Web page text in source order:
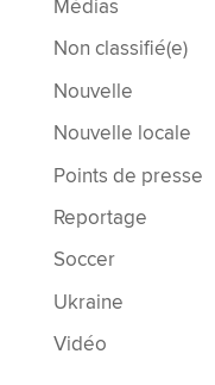
Médias
Non classifié(e)
Nouvelle
Nouvelle locale
Points de presse
Reportage
Soccer
Ukraine
Vidéo